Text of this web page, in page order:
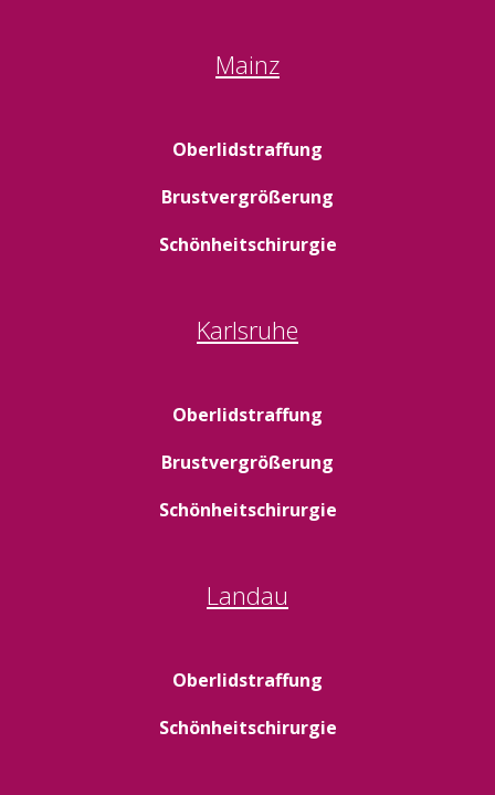
Mainz
Oberlidstraffung
Brustvergrößerung
Schönheitschirurgie
Karlsruhe
Oberlidstraffung
Brustvergrößerung
Schönheitschirurgie
Landau
Oberlidstraffung
Schönheitschirurgie